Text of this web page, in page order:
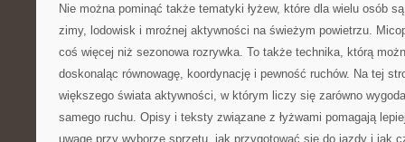
Nie można pominąć także tematyki łyżew, które dla wielu osób
zimy, lodowisk i mroźnej aktywności na świeżym powietrzu.
coś więcej niż sezonowa rozrywka. To także technika, którą
doskonaląc równowagę, koordynację i pewność ruchów. Na tej
większego świata aktywności, w którym liczy się zarówno
samego ruchu. Opisy i teksty związane z łyżwami pomagają
uwagę przy wyborze sprzętu, jak przygotować się do jazdy i jak